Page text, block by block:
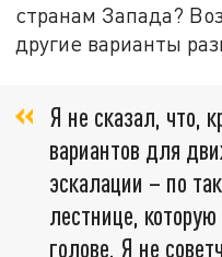
странам Запада?
другие варианты
Я не сказал, что,
вариантов для
эскалации – по
лестнице,
голове. Я не